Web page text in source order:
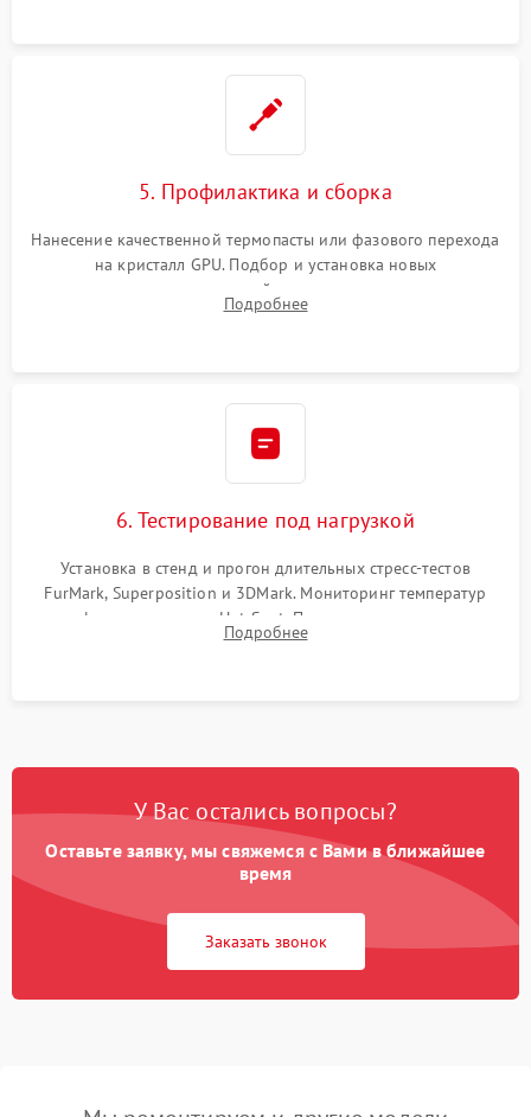
5. Профилактика и сборка
Нанесение качественной термопасты или фазового перехода
на кристалл GPU. Подбор и установка новых
термопрокладок правильной толщины на память и цепи
питания. Монтаж радиатора и бэкплейта, подключение и
Подробнее
6. Тестирование под нагрузкой
Установка в стенд и прогон длительных стресс-тестов
FurMark, Superposition и 3DMark. Мониторинг температур
графического чипа и Hot Spot. Проверка на отсутствие
артефактов изображения, вылетов драйвера и зависаний.
Подробнее
У Вас остались вопросы?
Оставьте заявку, мы свяжемся с Вами в ближайшее
время
Заказать звонок